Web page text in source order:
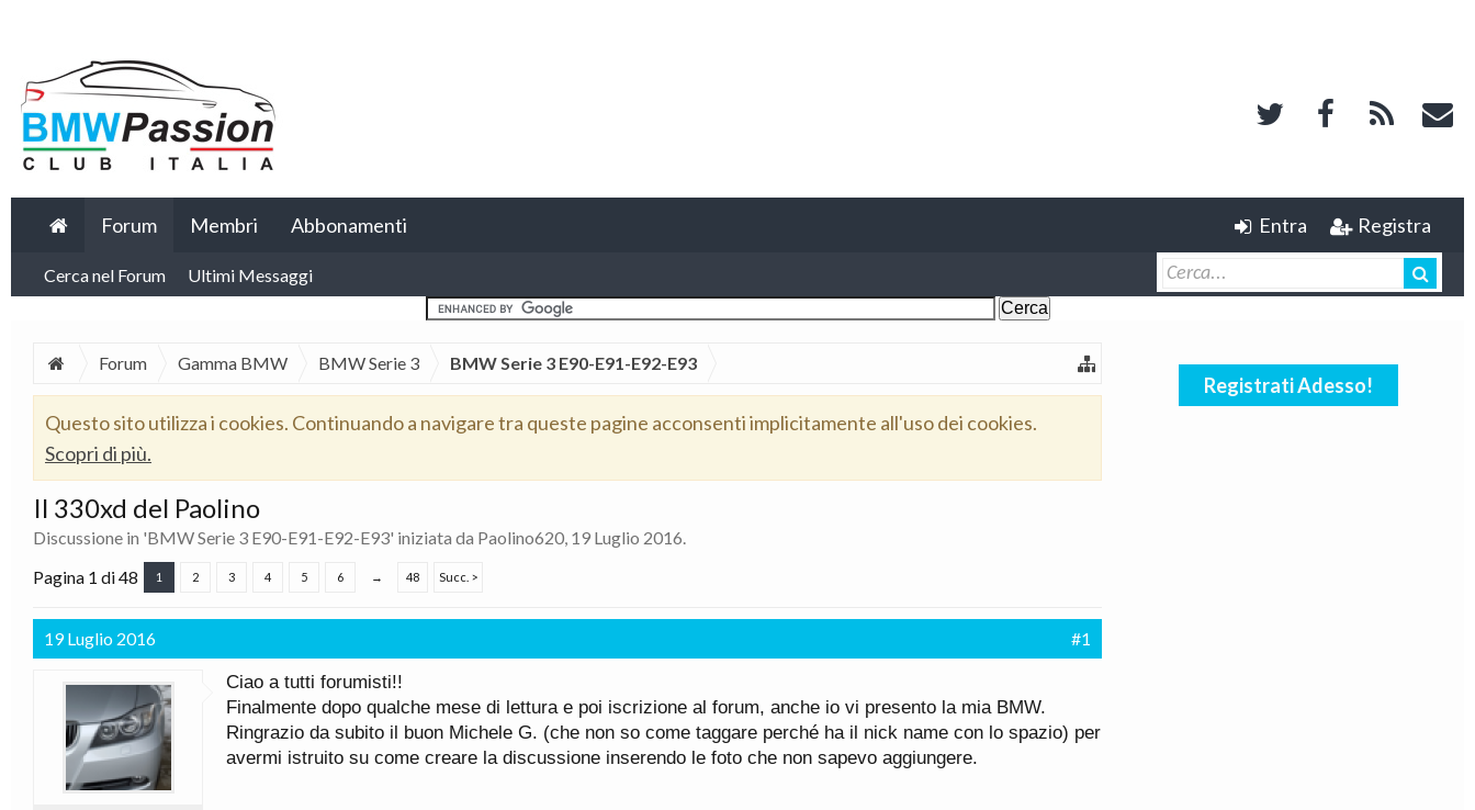
Forum
Cerca nel Forum Ultimi Messaggi
Membri Abbonamenti Entra Registra
Forum Gamma BMW BMW Serie 3 BMW Serie 3 E90-E91-E92-E93
Questo sito utilizza i cookies. Continuando a navigare tra queste pagine acconsenti implicitamente all'uso dei cookies.
Scopri di più.
Il 330xd del Paolino
Discussione in 'BMW Serie 3 E90-E91-E92-E93' iniziata da Paolino620, 19 Luglio 2016.
Pagina 1 di 48
1 2 3 4 5 6 → 48 Succ. >
19 Luglio 2016 #1
Ciao a tutti forumisti!!
Finalmente dopo qualche mese di lettura e poi iscrizione al forum, anche io vi presento la mia BMW.
Ringrazio da subito il buon Michele G. (che non so come taggare perché ha il nick name con lo spazio) per
avermi istruito su come creare la discussione inserendo le foto che non sapevo aggiungere.
Registrati Adesso!